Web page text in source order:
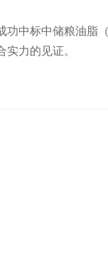
中标中储粮油脂
力的见证。